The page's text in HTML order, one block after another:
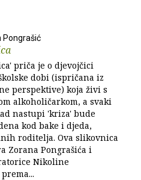
Pongrašić
priča je o djevojčici
dobi (ispričana iz
perspektive) koja živi s
alkoholičarkom, a svaki
nastupi 'kriza' bude
kod bake i djeda,
roditelja. Ova slikovnica
Zorana Pongrašića i
Nikoline